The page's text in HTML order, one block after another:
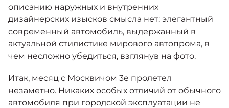
описанию наружных и внутренних
дизайнерских изысков смысла нет: элегантный
современный автомобиль, выдержанный в
актуальной стилистике мирового автопрома, в
чем несложно убедиться, взглянув на фото.
Итак, месяц с Москвичом 3е пролетел
незаметно. Никаких особых отличий от обычного
автомобиля при городской эксплуатации не